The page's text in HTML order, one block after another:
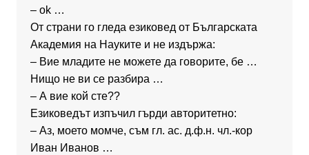
– ok …
От страни го гледа езиковед от Българската
Академия на Науките и не издържа:
– Вие младите не можете да говорите, бе …
Нищо не ви се разбира …
– А вие кой сте??
Езиковедът изпъчил гърди авторитетно:
– Аз, моето момче, съм гл. ас. д.ф.н. чл.-кор
Иван Иванов …